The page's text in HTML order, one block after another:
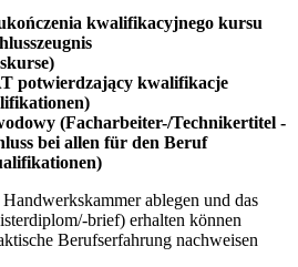
kwalifikacyjnego kursu
potwierdzający kwalifikacje
(Facharbeiter-/Technikertitel -
bei allen für den Beruf
ablegen und das
brief) erhalten können
Berufserfahrung nachweisen